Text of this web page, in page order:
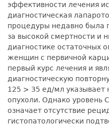
эффективности лечения
диагностическая
процедуры недавно была
за высокой смертности и
диагностике остаточных
женщин с первичной
первый курс лечения и
диагностическую
125 > 35 ед/мл указывает
опухоли. Однако уровень
означает отсутствие
гистопатологически